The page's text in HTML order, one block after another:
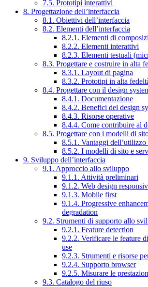
7.5. Prototipi interattivi
8. Progettazione dell’interfaccia
8.1. Obiettivi dell’interfaccia
8.2. Elementi dell’interfaccia
8.2.1. Elementi di
8.2.2. Elementi interattivi
8.2.3. Elementi testuali
8.3. Progettare e costruire in alta
8.3.1. Layout di pagina
8.3.2. Prototipi in alta
8.4. Progettare con il design
8.4.1. Documentazione
8.4.2. Benefici del design
8.4.3. Risorse operative
8.4.4. Come contribuire al
8.5. Progettare con i modelli di
8.5.1. Vantaggi
8.5.2. I modelli di sito e
9. Sviluppo dell’interfaccia
9.1. Approccio allo sviluppo
9.1.1. Attività preliminari
9.1.2. Web design
9.1.3. Mobile first
9.1.4. Progressive
degradation
9.2. Strumenti di supporto allo
9.2.1. Feature detection
9.2.2. Verificare le feature
use
9.2.3. Strumenti e risorse
9.2.4. Supporto browser
9.2.5. Misurare le
9.3. Catalogo del riuso